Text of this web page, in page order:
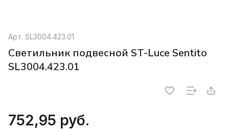
Арт. SL3004.423.01
Светильник подвесной ST-Luce Sentito
SL3004.423.01
752,95 руб.